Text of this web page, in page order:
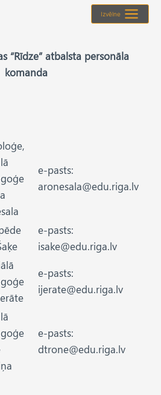
Izvēlne
“Rīdze” atbalsta personāla
komanda
e-pasts:
aronesala@edu.riga.lv
e-pasts:
isake@edu.riga.lv
e-pasts:
ijerate@edu.riga.lv
e-pasts:
dtrone@edu.riga.lv